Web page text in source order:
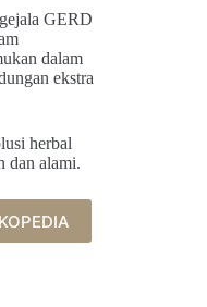
GERD
dalam
ekstra
herbal
dan alami.